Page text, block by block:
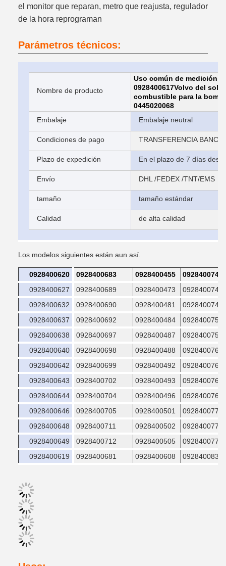
el monitor que reparan, metro que reajusta, regulador
de la hora reprograman
Parámetros técnicos:
Nombre de producto
Uso común de medición
0928400617Volvo del
combustible para la
0445020068
Embalaje
Embalaje neutral
Condiciones de pago TRANSFERENCIA
Plazo de expedición En el plazo de 7 días
Envío DHL /FEDEX /TNT/EMS
tamaño tamaño estándar
Calidad de alta calidad
Los modelos siguientes están aun así.
0928400620 0928400683 0928400455
0928400746
0928400627
0928400689 0928400473
0928400749
0928400632
0928400690 0928400481
0928400749
0928400637
0928400692 0928400484
0928400754
0928400638
0928400697 0928400487
0928400755
0928400640
0928400698 0928400488
0928400760
0928400642
0928400699 0928400492
0928400761
0928400643
0928400702 0928400493
0928400766
0928400644
0928400704 0928400496
0928400766
0928400646
0928400705 0928400501
0928400771
0928400648
0928400711 0928400502
0928400772
0928400649
0928400712 0928400505
0928400774
0928400619
0928400681 0928400608 0928400838